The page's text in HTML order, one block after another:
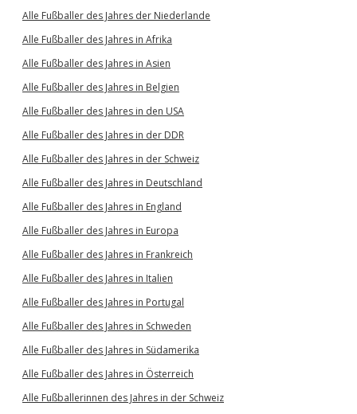
Alle Fußballer des Jahres der Niederlande
Alle Fußballer des Jahres in Afrika
Alle Fußballer des Jahres in Asien
Alle Fußballer des Jahres in Belgien
Alle Fußballer des Jahres in den USA
Alle Fußballer des Jahres in der DDR
Alle Fußballer des Jahres in der Schweiz
Alle Fußballer des Jahres in Deutschland
Alle Fußballer des Jahres in England
Alle Fußballer des Jahres in Europa
Alle Fußballer des Jahres in Frankreich
Alle Fußballer des Jahres in Italien
Alle Fußballer des Jahres in Portugal
Alle Fußballer des Jahres in Schweden
Alle Fußballer des Jahres in Südamerika
Alle Fußballer des Jahres in Österreich
Alle Fußballerinnen des Jahres in der Schweiz